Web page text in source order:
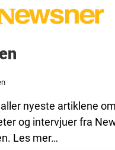
nyeste artiklene
og intervjuer fra
Les mer…